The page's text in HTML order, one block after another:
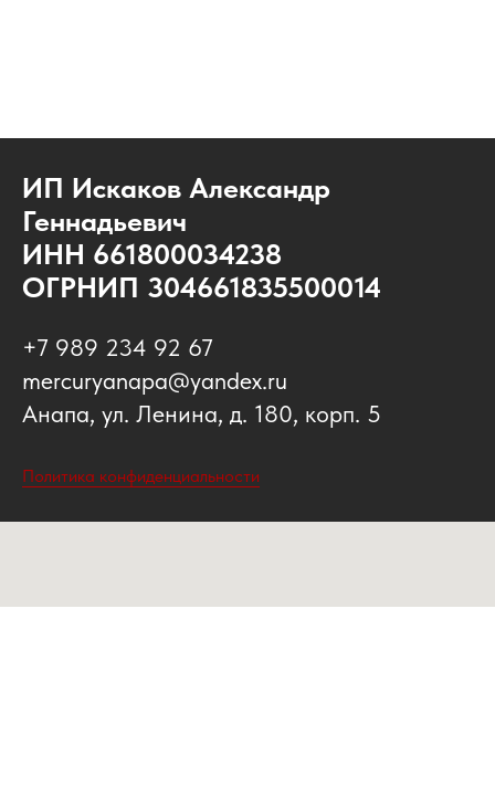
ИП Искаков Александр
Геннадьевич
ИНН 661800034238
ОГРНИП 304661835500014
+7 989 234 92 67
mercuryanapa@yandex.ru
Анапа, ул. Ленина, д. 180, корп. 5
Политика конфиденциальности